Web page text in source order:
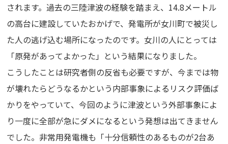
されます。過去の三陸津波の経験を踏まえ、14.8メートル
の高台に建設していたおかげで、発電所が女川町で被災し
た人の逃げ込む場所になったのです。女川の人にとっては
「原発があってよかった」という結果になりました。
こうしたことは研究者側の反省も必要ですが、今までは物
が壊れたらどうなるかという内部事象によるリスク評価ば
かりをやっていて、今回のように津波という外部事象によ
り一度に全部が急にダメになるという発想は出てきません
でした。非常用発電機も「十分信頼性のあるものが2台あ